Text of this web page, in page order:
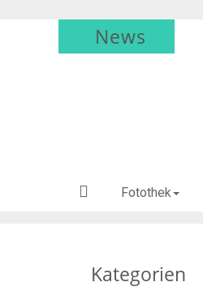
News
Fotothek
Kategorien